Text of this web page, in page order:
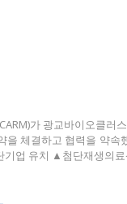
가 광교바이오클
체결하고 협력을 약
업 유치 ▲첨단재생의